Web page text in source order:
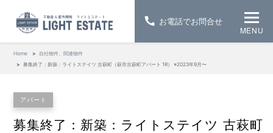
MENU
Home
自社物件、関連物件
募集終了：新築：ライトステイツ 古萩町（萩市古萩町アパート 1R） ※2023年9月〜
アパート
募集終了：新築：ライトステイツ 古萩町
お電話でお問合せ